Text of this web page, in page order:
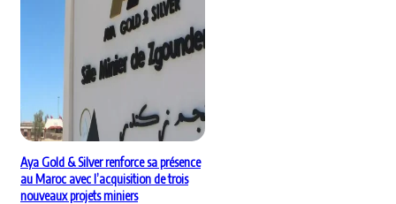
Aya Gold & Silver renforce sa présence
au Maroc avec l’acquisition de trois
nouveaux projets miniers